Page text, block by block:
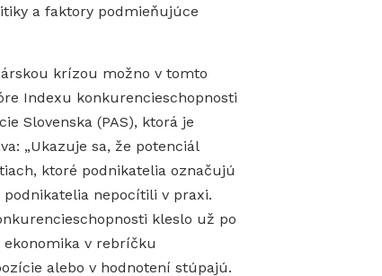
a faktory podmieňujúce
krízou možno v tomto
Indexu konkurencieschopnosti
Slovenska (PAS), ktorá je
„Ukazuje sa, že potenciál
ktoré podnikatelia označujú
nepocítili v praxi.
kleslo už po
v rebríčku
alebo v hodnotení stúpajú.